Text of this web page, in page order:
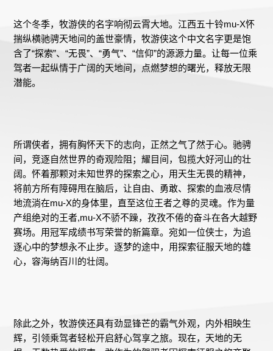
这个冬季，牧游侠的名字响彻云霄大地。江西五十铃mu-X怀
揣纵横驰骋天地间的盖世豪情，牧游侠这个中文名字更是饱
含了“探索”、“无畏”、“勇气”、“信仰”的源源力量。让每一位乘
驾者一起纵情于广阔的天地间，点燃梦想的曙光，释放无限
潜能。
所谓侠者，拥有胸怀天下的志向，正然之气了然于心。驰骋
间，竞逐自然世界的奇观险阻；耀目间，包揽大好河山的壮
阔。怀着那颗对未知世界的探索之心，用天生无畏的精神，
将前方所有障碍甩在脑后，让自由、勇敢、探索的血液尽情
地流淌在mu-X的身体里，直至这位王者之尊的灵魂。作为量
产组绝对的王者,mu-X不骄不躁，孜孜不倦的奋斗在各大越野
赛场。用冠军成绩书写荣誉的新篇章。宛如一位侠士，为追
逐心中的梦想永不止步。逐梦的途中，用探索征服天地的雄
心，容海纳百川的壮阔。
除此之外，牧游侠还具有劲显锋芒的霸气外观，内外相映生
辉，引领乘驾者轻松开启舒心驾享之旅。现在，天地的无